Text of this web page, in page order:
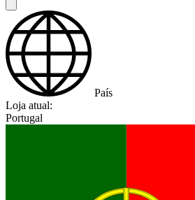
País
Loja atual:
Portugal